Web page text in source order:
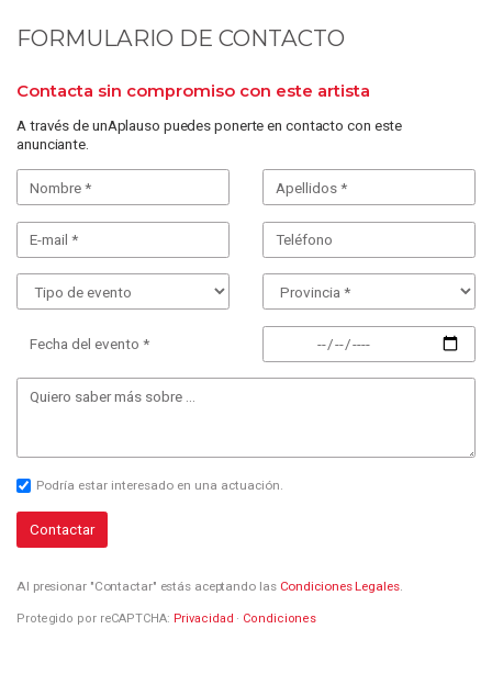
FORMULARIO DE CONTACTO
Contacta sin compromiso con este artista
A través de unAplauso puedes ponerte en contacto con este
anunciante.
Fecha del evento *
Podría estar interesado en una actuación.
Contactar
Al presionar "Contactar" estás aceptando las Condiciones Legales.
Protegido por reCAPTCHA: Privacidad · Condiciones